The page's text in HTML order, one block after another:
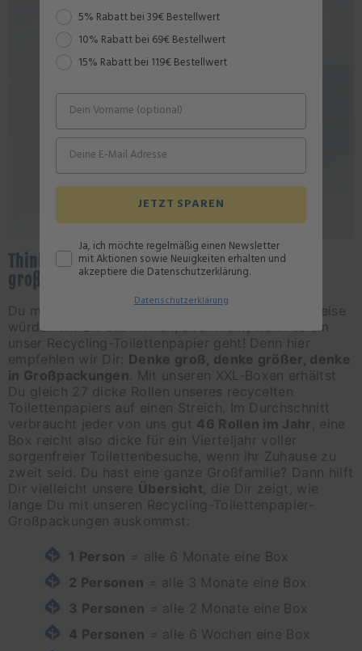
Think big: Recycling-Toilettenpapier in der
großen Box
Du magst die Kleinigkeiten im Leben? Normalerweise
würden wir Dir zustimmen, aber nicht, wenn es um
unser
Recycling-Toilettenpapier
geht! Denn hier
empfehlen wir Dir: Denke groß, denke größer, denke
in Großpackungen. Mit unseren XXL-Boxen erhältst
Du gleich 27 dicke Rollen unseres recycelten
Toilettenpapiers auf einen Streich. Im Durchschnitt
verbraucht jeder von uns gut 46 Rollen im Jahr , eine
Box reicht also dicke für ein Vierteljahr voller
sorgenfreier Toilettenbesuche, wenn ihr Zuhause zu
zweit seid. Du hast eine ganze Großfamilie? Dann hilft
Dir vielleicht unsere Übersicht, die Dir zeigt, wie
lange Du mit unseren Recycling-Toilettenpapier-
Großpackungen auskommst:
1 Person = alle 6 Monate eine Box
2 Personen = alle 3 Monate eine Box
3 Personen = alle 2 Monate eine Box
4 Personen = alle 6 Wochen eine Box
Rabattstaffel
5% Rabatt bei 39€ Bestellwert
10% Rabatt bei 69€ Bestellwert
15% Rabatt bei 119€ Bestellwert
JETZT SPAREN
Ja, ich möchte regelmäßig einen Newsletter
mit Aktionen sowie Neuigkeiten erhalten und
akzeptiere die Datenschutzerklärung.
Datenschutzerklärung